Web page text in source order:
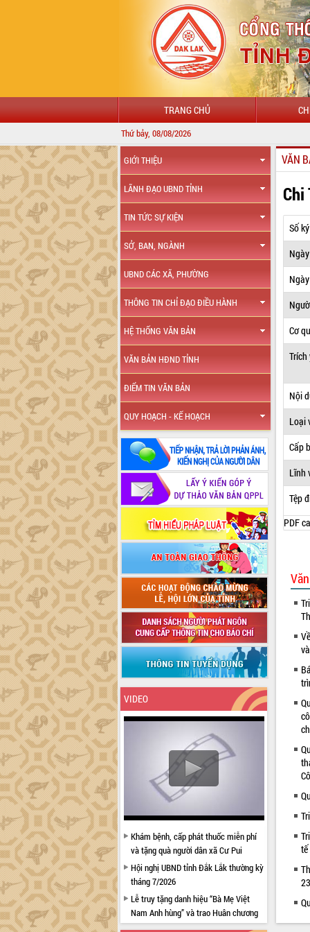
TRANG CHỦ
Thứ bảy, 08/08/2026
GIỚI THIỆU
LÃNH ĐẠO UBND TỈNH
TIN TỨC SỰ KIỆN
SỞ, BAN, NGÀNH
UBND CÁC XÃ, PHƯỜNG
THÔNG TIN CHỈ ĐẠO ĐIỀU HÀNH
HỆ THỐNG VĂN BẢN
VĂN BẢN HĐND TỈNH
ĐIỂM TIN VĂN BẢN
QUY HOẠCH - KẾ HOẠCH
VIDEO
Khám bệnh, cấp phát thuốc miễn phí
và tặng quà người dân xã Cư Pui
Hội nghị UBND tỉnh Đắk Lắk thường kỳ
tháng 7/2026
Lễ truy tặng danh hiệu “Bà Mẹ Việt
Nam Anh hùng” và trao Huân chương
Lao động
VĂN
Chi
Số
Cơ
Trích
Nội
Loại
Cấp
Lĩnh
Tệp
PDF